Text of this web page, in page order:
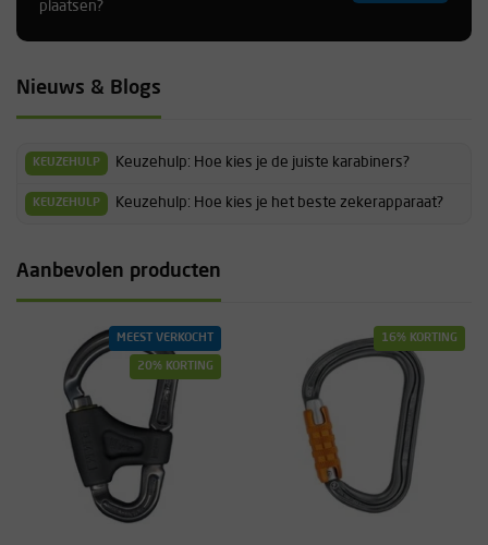
plaatsen?
Nieuws & Blogs
KEUZEHULP Keuzehulp: Hoe kies je de juiste karabiners?
KEUZEHULP Keuzehulp: Hoe kies je het beste zekerapparaat?
Aanbevolen producten
MEEST VERKOCHT
20% KORTING
16% KORTING